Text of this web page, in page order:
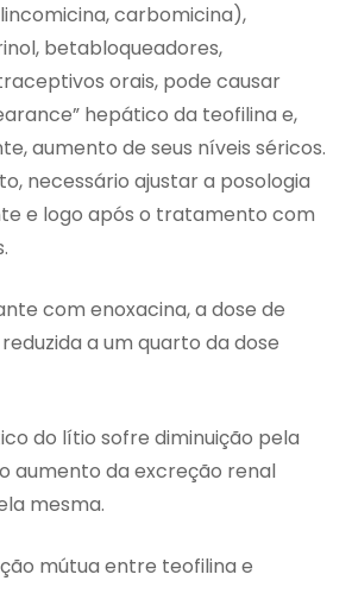
carbomicina),
betabloqueadores,
orais, pode causar
hepático da teofilina e,
aumento de seus níveis séricos.
necessário ajustar a posologia
e logo após o tratamento com
com enoxacina, a dose de
a um quarto da dose
do lítio sofre diminuição pela
aumento da excreção renal
mesma.
mútua entre teofilina e